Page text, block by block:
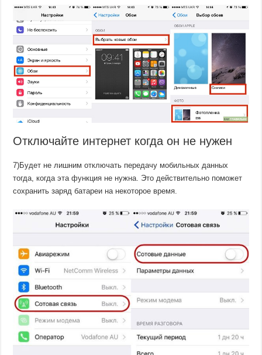
Отключайте интернет когда он не нужен
7)Будет не лишним отключать передачу мобильных данных
тогда, когда эта функция не нужна. Это действительно поможет
сохранить заряд батареи на некоторое время.